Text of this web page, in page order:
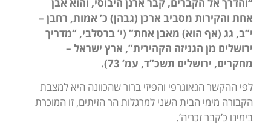
אחת והקירות מסביב ארכן (גבהן) כ’ אמות, רחבן –
י”ב, גג (אף הוא) מאבן אחת” (י’ ברסלבי, “מדריך
ירושלים מן הגניזה הקהירית”, ארץ ישראל –
מחקרים, ירושלים תשכ”ד, עמ’ 73).
לפי ההקשר הגאוגרפי והפיזי ברור שהכוונה היא למצבת
הקבורה מימי הבית השני למרגלות הר הזיתים, זו המוכרת
בימינו כ’קבר זכריה’.